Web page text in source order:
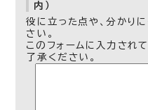
内）
役に立った点や、分かり
さい。
このフォームに入力され
了承ください。